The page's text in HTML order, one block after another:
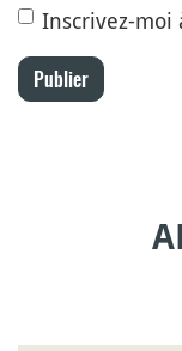
Inscrivez-moi
Publier